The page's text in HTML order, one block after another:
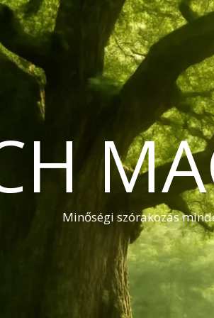
Minőségi szórakozás